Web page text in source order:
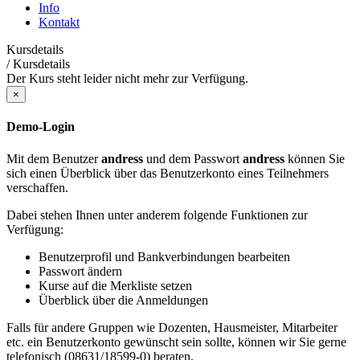
Info
Kontakt
Kursdetails
/Kursdetails
Der Kurs steht leider nicht mehr zur Verfügung.
×
Demo-Login
Mit dem Benutzerandress und dem Passwort andress können Sie
sich einen Überblick über das Benutzerkonto eines Teilnehmers
verschaffen.
Dabei stehen Ihnen unter anderem folgende Funktionen zur
Verfügung:
Benutzerprofil und Bankverbindungen bearbeiten
Passwort ändern
Kurse auf die Merkliste setzen
Überblick über die Anmeldungen
Falls für andere Gruppen wie Dozenten, Hausmeister, Mitarbeiter
etc. ein Benutzerkonto gewünscht sein sollte, können wir Sie gerne
telefonisch (08631/18599-0) beraten.